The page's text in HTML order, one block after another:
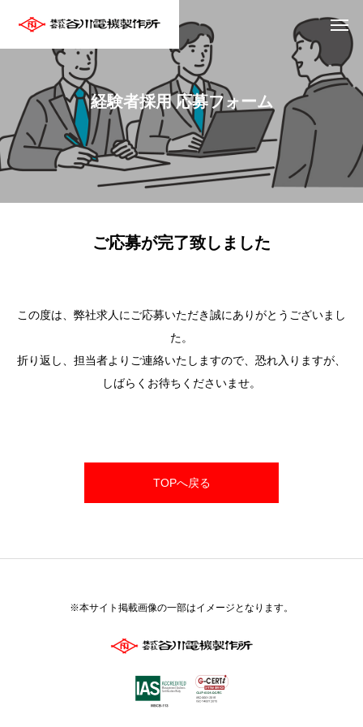
経験者採用 応募フォーム
ご応募が完了致しました
この度は、弊社求人にご応募いただき誠にありがとうございまし
た。
折り返し、担当者よりご連絡いたしますので、恐れ入りますが、
しばらくお待ちくださいませ。
TOPへ戻る
※本サイト掲載画像の一部はイメージとなります。